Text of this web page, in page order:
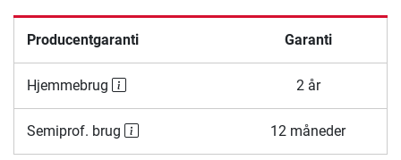
Producentgaranti Garanti
Hjemmebrug 2 år
Semiprof. brug 12 måneder